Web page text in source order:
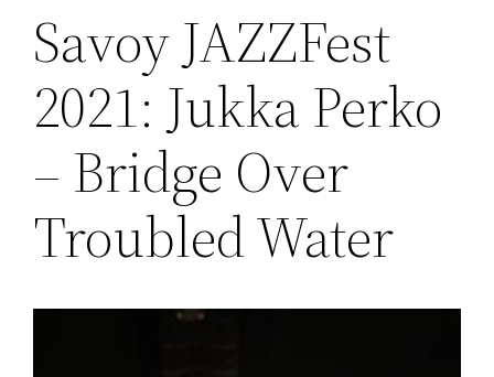
Savoy JAZZFest
2021: Jukka Perko
– Bridge Over
Troubled Water